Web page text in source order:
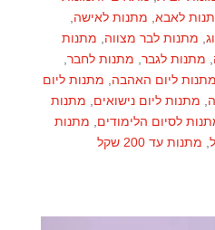
לאבא, מתנות לאישה,
, מתנות לבר מצווה, מתנות
, מתנות לגבר, מתנות לחבר,
מתנות ליום האהבה, מתנות ליום
, מתנות ליום נישואים, מתנות
לסיום הלימודים, מתנות
, מתנות עד 200 שקל